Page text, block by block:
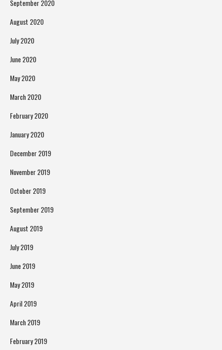
September 2020
August 2020
July 2020
June 2020
May 2020
March 2020
February 2020
January 2020
December 2019
November 2019
October 2019
September 2019
August 2019
July 2019
June 2019
May 2019
April 2019
March 2019
February 2019